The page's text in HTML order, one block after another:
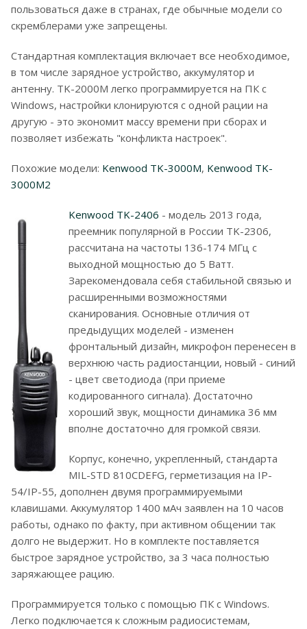
пользоваться даже в странах, где обычные модели со
скремблерами уже запрещены.
Стандартная комплектация включает все необходимое,
в том числе зарядное устройство, аккумулятор и
антенну. TK-2000M легко программируется на ПК с
Windows, настройки клонируются с одной рации на
другую - это экономит массу времени при сборах и
позволяет избежать "конфликта настроек".
Похожие модели: Kenwood TK-3000M, Kenwood TK-
3000M2
Kenwood TK-2406 - модель 2013 года,
преемник популярной в России TK-2306,
рассчитана на частоты 136-174 МГц с
выходной мощностью до 5 Ватт.
Зарекомендовала себя стабильной связью и
расширенными возможностями
сканирования. Основные отличия от
предыдущих моделей - изменен
фронтальный дизайн, микрофон перенесен в
верхнюю часть радиостанции, новый - синий
- цвет светодиода (при приеме
кодированного сигнала). Достаточно
хороший звук, мощности динамика 36 мм
вполне достаточно для громкой связи.
Корпус, конечно, укрепленный, стандарта
MIL-STD 810CDEFG, герметизация на IP-
54/IP-55, дополнен двумя программируемыми
клавишами. Аккумулятор 1400 мАч заявлен на 10 часов
работы, однако по факту, при активном общении так
долго не выдержит. Но в комплекте поставляется
быстрое зарядное устройство, за 3 часа полностью
заряжающее рацию.
Программируется только с помощью ПК с Windows.
Легко подключается к сложным радиосистемам,